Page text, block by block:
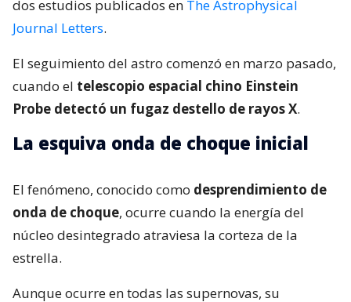
dos estudios publicados en The Astrophysical
Journal Letters.
El seguimiento del astro comenzó en marzo pasado,
cuando el telescopio espacial chino Einstein
Probe detectó un fugaz destello de rayos X.
La esquiva onda de choque inicial
El fenómeno, conocido como desprendimiento de
onda de choque, ocurre cuando la energía del
núcleo desintegrado atraviesa la corteza de la
estrella.
Aunque ocurre en todas las supernovas, su